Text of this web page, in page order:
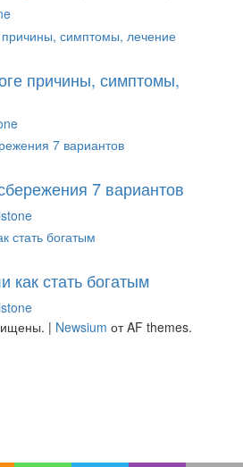
причины, симптомы,
7 вариантов
как стать богатым
| Newsium от AF themes.